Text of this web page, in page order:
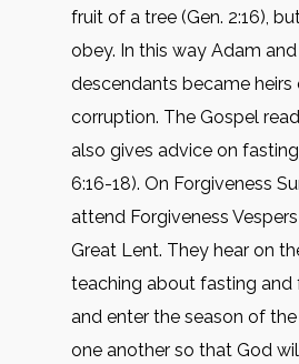
fruit of a tree (Gen. 2:16),
obey. In this way Adam
descendants became
corruption. The Gospel
also gives advice on
6:16-18). On Forgiveness
attend Forgiveness
Great Lent. They hear on
teaching about fasting and
and enter the season of
one another so that God